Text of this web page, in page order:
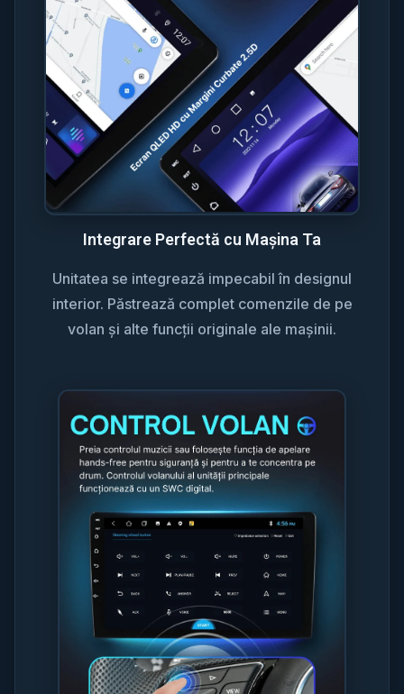
Integrare Perfectă cu Mașina Ta
Unitatea se integrează impecabil în designul
interior. Păstrează complet comenzile de pe
volan și alte funcții originale ale mașinii.